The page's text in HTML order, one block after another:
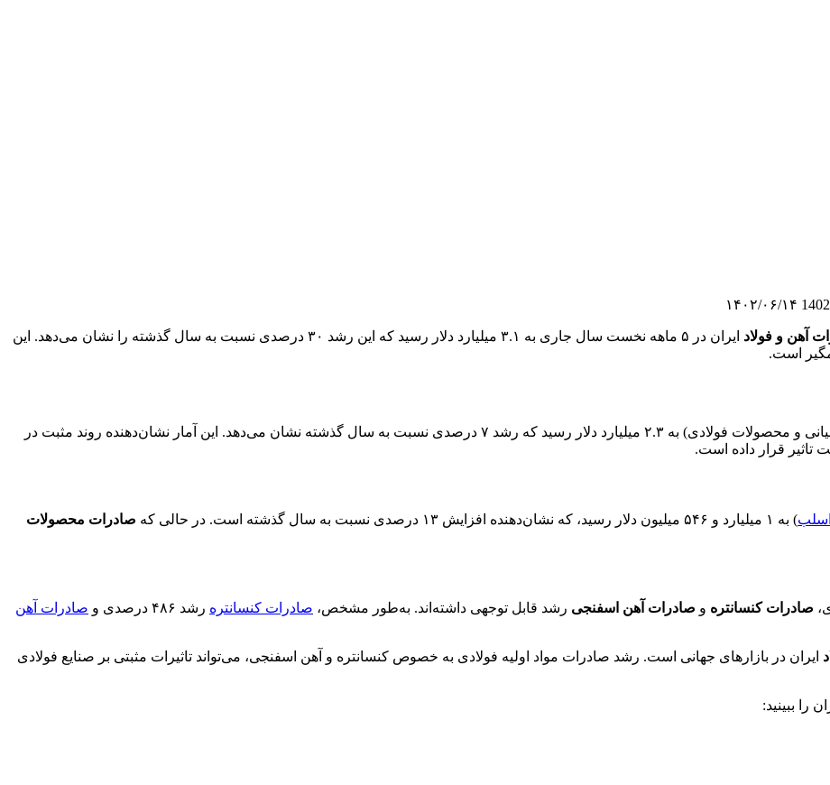
۱۴۰۲/۰۶/۱۴
آهن و فولاد
ایران در ۵ ماهه نخست سال جاری به ۳.۱ میلیارد دلار رسید که این رشد ۳۰ درصدی نسبت به سال گذشته را نشان می‌دهد. این
است.
در ۵ ماهه نخست سال جاری، صادرات فولاد ایران (شامل فولاد میانی و محصولات فولادی) به ۲.۳ میلیارد دلار رسید که رشد ۷ درصدی نسبت به سال گذشته نشان می‌دهد. این آمار نشان‌دهنده روند مثبت در
قرار داده است.
اسلب) به ۱ میلیارد و ۵۴۶ میلیون دلار رسید، که نشان‌دهنده افزایش ۱۳ درصدی نسبت به سال گذشته است. در حالی که
صادرات محصولات
صادرات کنسانتره و صادرات آهن اسفنجی رشد قابل توجهی داشته‌اند. به‌طور مشخص، صادرات کنسانتره رشد ۴۸۶ درصدی و
صادرات آهن
ایران در بازارهای جهانی است. رشد صادرات مواد اولیه فولادی به خصوص کنسانتره و آهن اسفنجی، می‌تواند تاثیرات مثبتی بر صنایع فولادی
را ببینید: